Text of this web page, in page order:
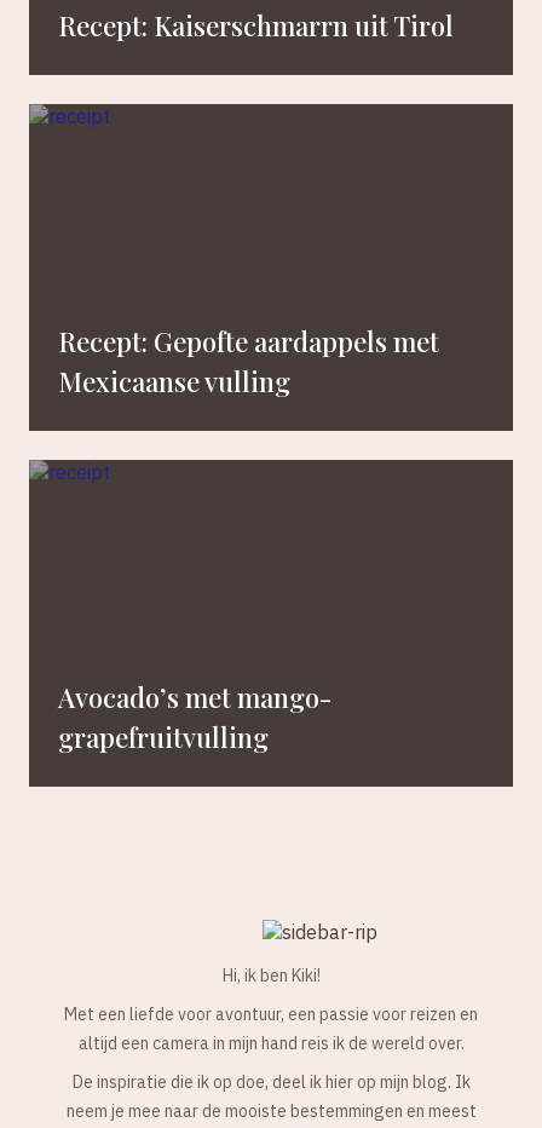
Hi, ik ben Kiki!
Met een liefde voor avontuur, een passie voor reizen en
altijd een camera in mijn hand reis ik de wereld over.
De inspiratie die ik op doe, deel ik hier op mijn blog. Ik
neem je mee naar de mooiste bestemmingen en meest
Recept: Kaiserschmarrn uit Tirol
Recept: Gepofte aardappels met
Mexicaanse vulling
Avocado’s met mango-
grapefruitvulling